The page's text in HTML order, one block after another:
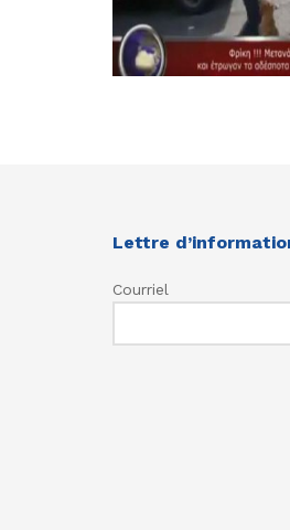
Lettre
Courriel